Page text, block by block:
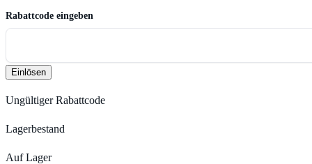
Rabattcode eingeben
Einlösen
Ungültiger Rabattcode
Lagerbestand
Auf Lager